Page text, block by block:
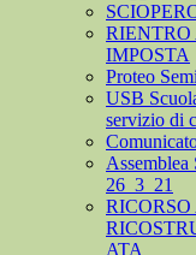
RIENTRO
IMPOSTA
Proteo
USB
servizio di
26_3_21
ATA